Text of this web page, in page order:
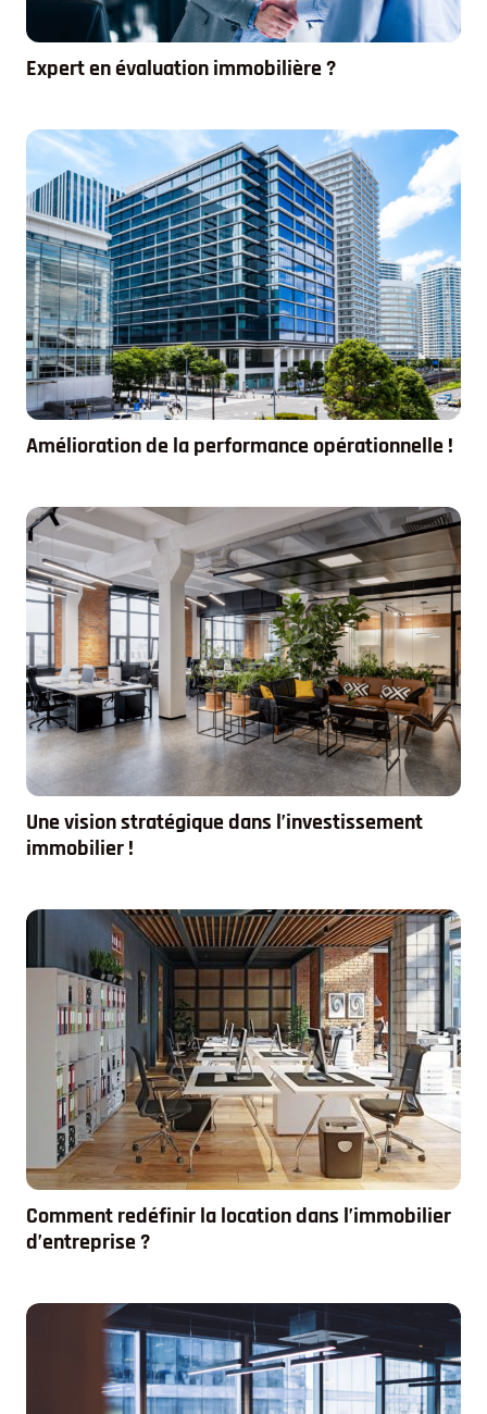
Expert en évaluation immobilière ?
Amélioration de la performance opérationnelle !
Une vision stratégique dans l’investissement
immobilier !
Comment redéfinir la location dans l’immobilier
d’entreprise ?